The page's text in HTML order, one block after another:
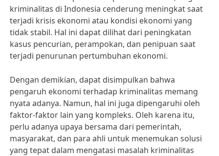
kriminalitas di Indonesia cenderung meningkat saat
terjadi krisis ekonomi atau kondisi ekonomi yang
tidak stabil. Hal ini dapat dilihat dari peningkatan
kasus pencurian, perampokan, dan penipuan saat
terjadi penurunan pertumbuhan ekonomi.
Dengan demikian, dapat disimpulkan bahwa
pengaruh ekonomi terhadap kriminalitas memang
nyata adanya. Namun, hal ini juga dipengaruhi oleh
faktor-faktor lain yang kompleks. Oleh karena itu,
perlu adanya upaya bersama dari pemerintah,
masyarakat, dan para ahli untuk menemukan solusi
yang tepat dalam mengatasi masalah kriminalitas